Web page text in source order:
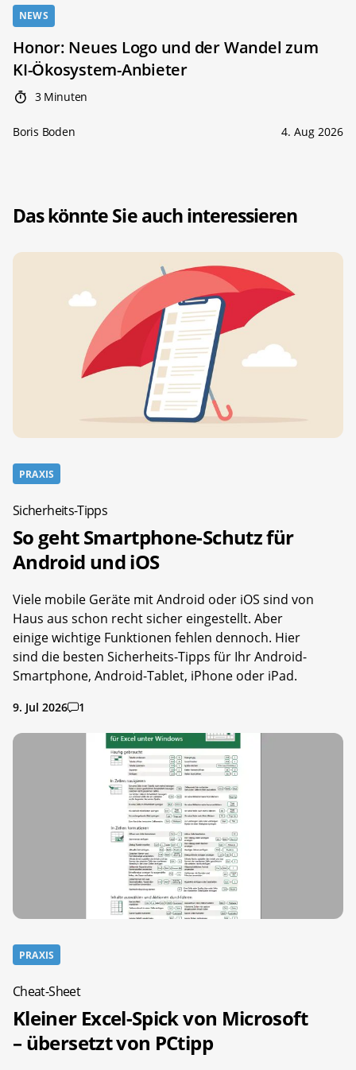
NEWS
Honor: Neues Logo und der Wandel zum
KI-Ökosystem-Anbieter
3 Minuten
Boris Boden 4. Aug 2026
Das könnte Sie auch interessieren
PRAXIS
Sicherheits-Tipps
So geht Smartphone-Schutz für
Android und iOS
Viele mobile Geräte mit Android oder iOS sind von
Haus aus schon recht sicher eingestellt. Aber
einige wichtige Funktionen fehlen dennoch. Hier
sind die besten Sicherheits-Tipps für Ihr Android-
Smartphone, Android-Tablet, iPhone oder iPad.
9. Jul 2026 1
PRAXIS
Cheat-Sheet
Kleiner Excel-Spick von Microsoft
– übersetzt von PCtipp